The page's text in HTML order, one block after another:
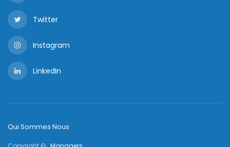
Twitter
Instagram
LinkedIn
Qui Sommes Nous